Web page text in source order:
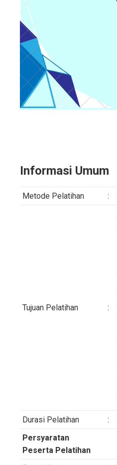
Informasi Umum
Metode Pelatihan :
Tujuan Pelatihan :
Durasi Pelatihan
:
Persyaratan
Peserta Pelatihan